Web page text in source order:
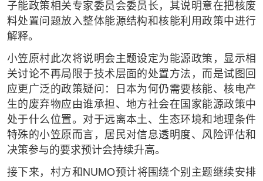
子能政策相关专家委员会委员长，其说明意在把核废
料处置问题放入整体能源结构和核能利用政策中进行
解释。
小笠原村此次将说明会主题设定为能源政策，显示相
关讨论不再局限于技术层面的处置方法，而是试图回
应更广泛的政策疑问：日本为何仍需要核能、核电产
生的废弃物应由谁承担、地方社会在国家能源政策中
处于什么位置。对于远离本土、生态环境和地理条件
特殊的小笠原而言，居民对信息透明度、风险评估和
决策参与的要求预计会持续升高。
接下来，村方和NUMO预计将围绕个别主题继续安排